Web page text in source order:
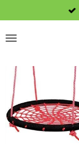
direct
naar